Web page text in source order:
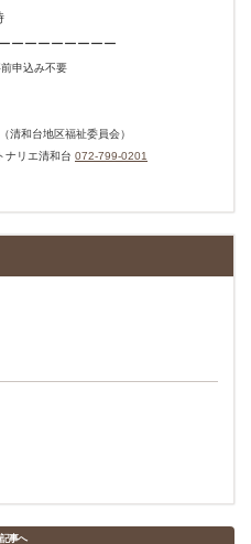
ーーーーーーーー
申込み不要
清和台地区福祉委員会）
リエ清和台 072-799-0201
事へ